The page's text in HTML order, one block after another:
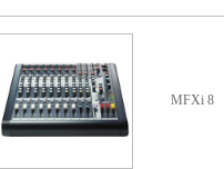
MFXi 8